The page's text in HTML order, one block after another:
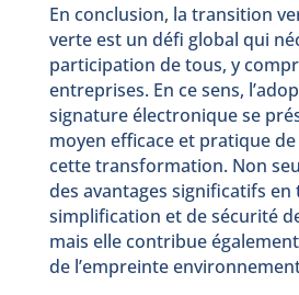
En conclusion, la transition
verte est un défi global qui
participation de tous, y
entreprises. En ce sens,
signature électronique se
moyen efficace et pratique
cette transformation. Non
des avantages significatifs en
simplification et de sécurité
mais elle contribue
de l’empreinte